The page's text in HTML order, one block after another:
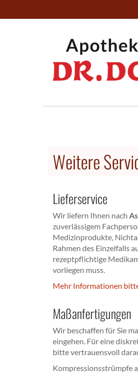
Weitere
Lieferservice
Wir liefern Ihnen nach
zuverlässigem
Medizinprodukte,
Rahmen des Einzelfalls
rezeptpflichtige
vorliegen muss.
Mehr Informationen
Maßanfertigungen
Wir beschaffen für Sie
eingehen. Für eine
bitte vertrauensvoll
Kompressionsstrümpfe